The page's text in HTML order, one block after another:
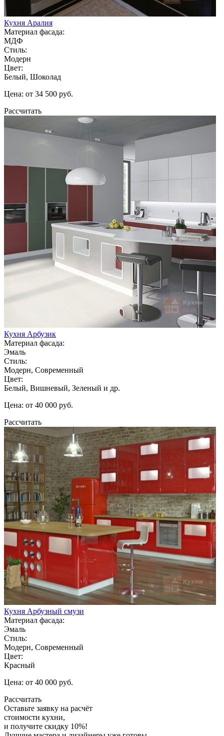
Кухня Аралия
Материал фасада:
МДФ
Стиль:
Модерн
Цвет:
Белый, Шоколад
Цена: от 34 500 руб.
Рассчитать
Кухня Арбузик
Материал фасада:
Эмаль
Стиль:
Модерн, Современный
Цвет:
Белый, Вишневый, Зеленый и др.
Цена: от 40 000 руб.
Рассчитать
Кухня Арбузный смузи
Материал фасада:
Эмаль
Стиль:
Модерн, Современный
Цвет:
Красный
Цена: от 40 000 руб.
Рассчитать
Оставьте заявку на расчёт
стоимости кухни,
и получите скидку 10%!